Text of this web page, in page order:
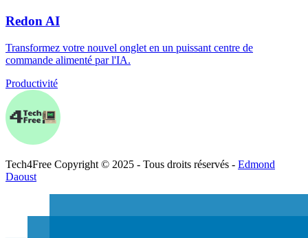
Redon AI
Transformez votre nouvel onglet en un puissant centre de
commande alimenté par l'IA.
Productivité
Tech4Free Copyright © 2025 - Tous droits réservés - Edmond
Daoust